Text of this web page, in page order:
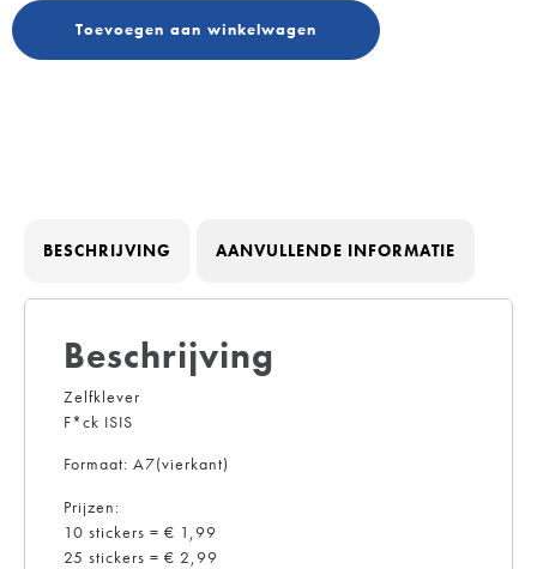
Toevoegen aan winkelwagen
BESCHRIJVING AANVULLENDE INFORMATIE
Beschrijving
Zelfklever
F*ck ISIS
Formaat: A7(vierkant)
Prijzen:
10 stickers = € 1,99
25 stickers = € 2,99